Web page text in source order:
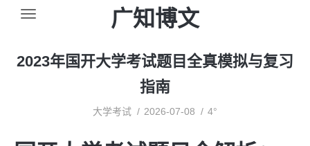
广知博文
2023年国开大学考试题目全真模拟与复习
指南
大学考试 2026-07-08 4°